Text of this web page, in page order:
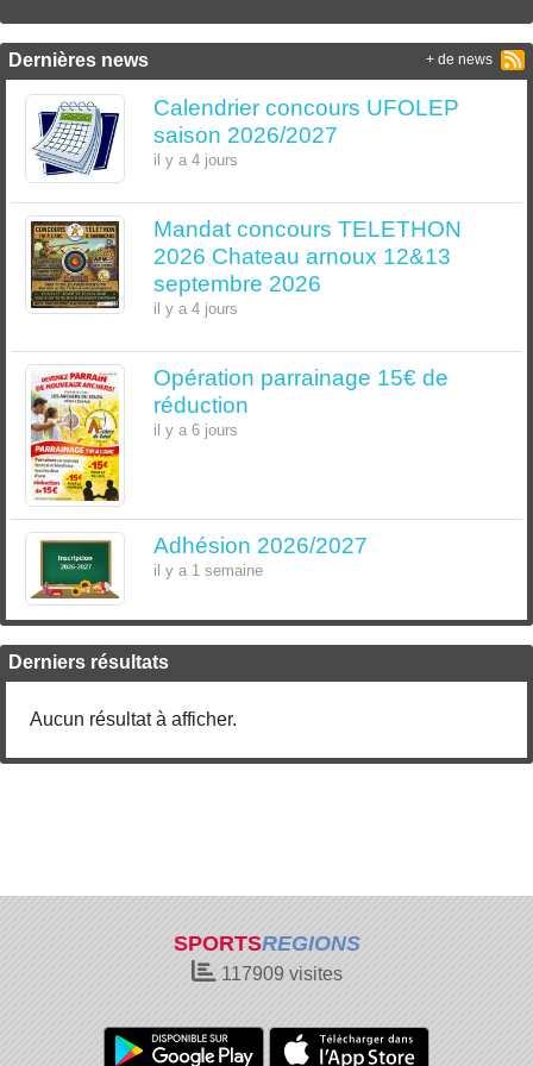
Dernières news
Calendrier concours UFOLEP
saison 2026/2027
il y a 4 jours
Mandat concours TELETHON
2026 Chateau arnoux 12&13
septembre 2026
il y a 4 jours
Opération parrainage 15€ de
réduction
il y a 6 jours
Adhésion 2026/2027
il y a 1 semaine
+ de news
Derniers résultats
Aucun résultat à afficher.
SPORTSREGIONS
117909visites